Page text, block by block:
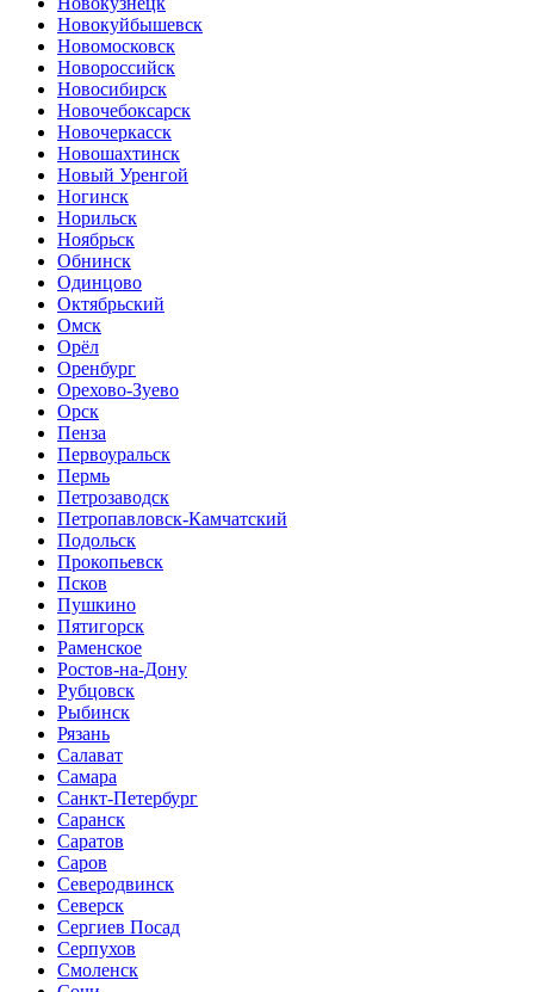
Новокуйбышевск
Новомосковск
Новороссийск
Новосибирск
Новочебоксарск
Новочеркасск
Новошахтинск
Новый Уренгой
Ногинск
Норильск
Ноябрьск
Обнинск
Одинцово
Октябрьский
Омск
Орёл
Оренбург
Орехово-Зуево
Орск
Пенза
Первоуральск
Пермь
Петрозаводск
Петропавловск-Камчатский
Подольск
Прокопьевск
Псков
Пушкино
Пятигорск
Раменское
Ростов-на-Дону
Рубцовск
Рыбинск
Рязань
Салават
Самара
Санкт-Петербург
Саранск
Саратов
Саров
Северодвинск
Северск
Сергиев Посад
Серпухов
Смоленск